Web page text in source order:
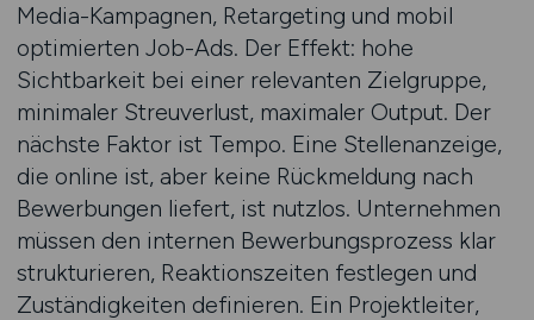
Media-Kampagnen, Retargeting und mobil
optimierten Job-Ads. Der Effekt: hohe
Sichtbarkeit bei einer relevanten Zielgruppe,
minimaler Streuverlust, maximaler Output. Der
nächste Faktor ist Tempo. Eine Stellenanzeige,
die online ist, aber keine Rückmeldung nach
Bewerbungen liefert, ist nutzlos. Unternehmen
müssen den internen Bewerbungsprozess klar
strukturieren, Reaktionszeiten festlegen und
Zuständigkeiten definieren. Ein Projektleiter,